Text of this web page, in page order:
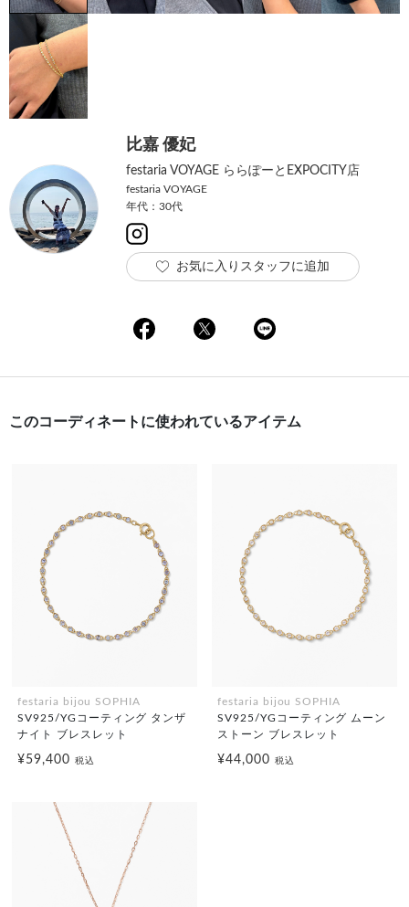
比嘉 優妃
festaria VOYAGE ららぽーとEXPOCITY店
festaria VOYAGE
年代：30代
お気に入りスタッフに追加
このコーディネートに使われているアイテム
festaria bijou SOPHIA
SV925/YGコーティング タンザ
ナイト ブレスレット
¥59,400 税込
festaria bijou SOPHIA
SV925/YGコーティング ムーン
ストーン ブレスレット
¥44,000 税込